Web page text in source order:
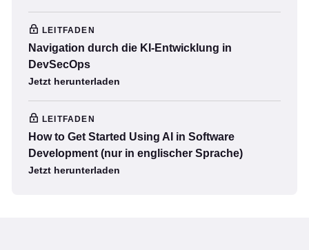
LEITFADEN
Navigation durch die KI-Entwicklung in
DevSecOps
Jetzt herunterladen
LEITFADEN
How to Get Started Using AI in Software
Development (nur in englischer Sprache)
Jetzt herunterladen